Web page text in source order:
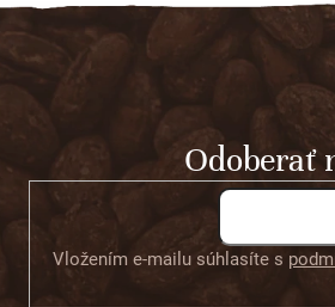
Odoberať
Vložením e-mailu súhlasíte s